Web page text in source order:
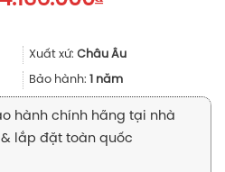
5.515.000₫.là:
4.136.000₫.
Xuất xứ: Châu Âu
Bảo hành: 1 năm
hành chính hãng tại nhà
lắp đặt toàn quốc